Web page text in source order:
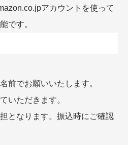
アカウントを使って
です。
前でお願いいたします。
いただきます。
となります。振込時にご確認